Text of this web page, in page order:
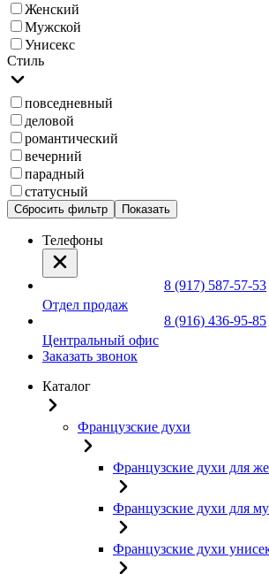
Женский
Мужской
Унисекс
Стиль
повседневный
деловой
романтический
вечерний
парадный
статусный
Сбросить фильтр Показать
Телефоны
8 (917) 587-57-53
Отдел продаж
8 (916) 436-95-85
Центральный офис
Заказать звонок
Каталог
Французские духи
Французские духи для
Французские духи для
Французские духи